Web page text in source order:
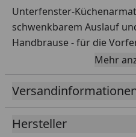
Unterfenster-
schwenkbarem Auslauf
Handbrause - für die
Abschwenkbarer Auslauf,
von nur knapp 6 cm zu
Auslauf um 360°
Flex-Schlauch aus
Hygieneanspruch -
Mehr
Hersteller